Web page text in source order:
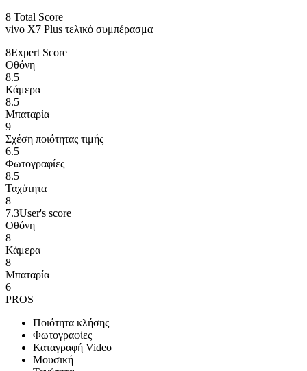
8 Total Score
vivo X7 Plus τελικό συμπέρασμα
8Expert Score
Οθόνη
8.5
Κάμερα
8.5
Μπαταρία
9
Σχέση ποιότητας τιμής
6.5
Φωτογραφίες
8.5
Ταχύτητα
8
7.3User's score
Οθόνη
8
Κάμερα
8
Μπαταρία
6
PROS
Ποιότητα κλήσης
Φωτογραφίες
Καταγραφή Video
Μουσική